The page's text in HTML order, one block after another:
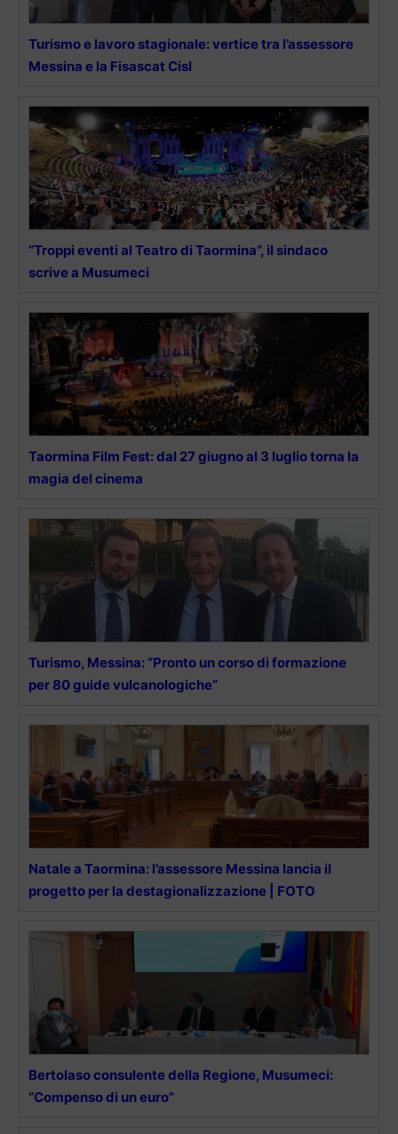
Turismo e lavoro stagionale: vertice tra l’assessore
Messina e la Fisascat Cisl
“Troppi eventi al Teatro di Taormina”, il sindaco
scrive a Musumeci
Taormina Film Fest: dal 27 giugno al 3 luglio torna la
magia del cinema
Turismo, Messina: “Pronto un corso di formazione
per 80 guide vulcanologiche”
Natale a Taormina: l’assessore Messina lancia il
progetto per la destagionalizzazione | FOTO
Bertolaso consulente della Regione, Musumeci:
“Compenso di un euro”